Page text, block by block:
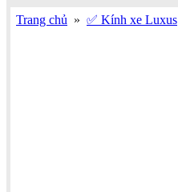
Trang chủ » ✅ Kính xe Luxus